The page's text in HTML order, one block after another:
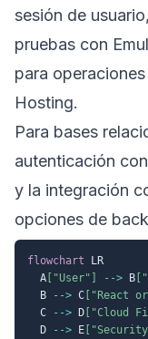
sesión de
pruebas con
para
Hosting.
Para bases
autenticación
y la integración
opciones de
flowchart LR
  A
["User"] --> B
  B
--> C ["React
  C
--> D ["Cloud
  D
--> E